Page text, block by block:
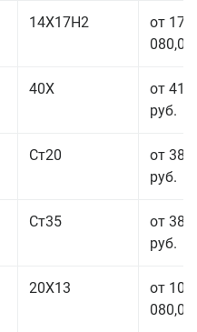
14Х17Н2
от 179
080,00
40Х
от 41
руб.
Ст20
от 38
руб.
Ст35
от 38
руб.
20Х13
от 103
080,00